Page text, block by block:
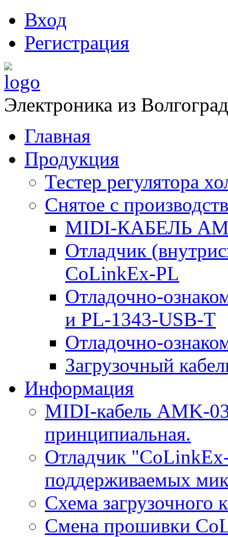
Вход
Регистрация
Электроника из
Главная
Продукция
Тестер регулятора
Снятое с
MIDI-КАБЕЛЬ
Отладчик
CoLinkEx-PL
Отладочно-
и PL-1343-USB-T
Отладочно-
Загрузочный
Информация
MIDI-кабель AMK-
принципиальная.
Отладчик
поддерживаемых
Схема загрузочного
Смена прошивки